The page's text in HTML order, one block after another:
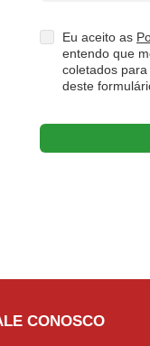
Eu aceito as
entendo que
coletados
deste
CONOSCO